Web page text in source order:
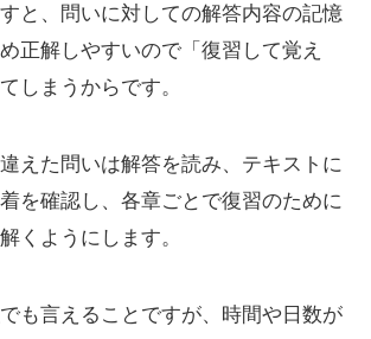
と、問いに対しての解答内容の記憶
正解しやすいので「復習して覚え
しまうからです。
えた問いは解答を読み、テキストに
を確認し、各章ごとで復習のために
くようにします。
も言えることですが、時間や日数が